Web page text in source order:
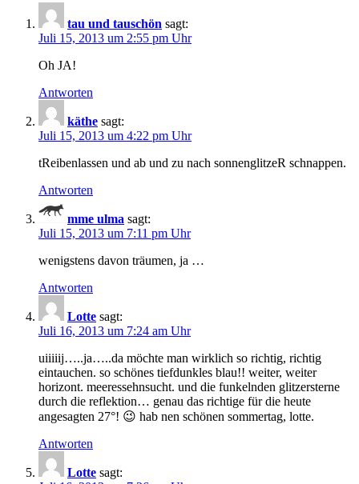
tau und tauschön sagt:
Juli 15, 2013 um 2:55 pm Uhr
Oh JA!
Antworten
käthe sagt:
Juli 15, 2013 um 4:22 pm Uhr
tReibenlassen und ab und zu nach sonnenglitzeR schnappen.
Antworten
mme ulma sagt:
Juli 15, 2013 um 7:11 pm Uhr
wenigstens davon träumen, ja …
Antworten
Lotte sagt:
Juli 16, 2013 um 7:24 am Uhr
uiiiiij…..ja…..da möchte man wirklich so richtig, richtig
eintauchen. so schönes tiefdunkles blau!! weiter, weiter
horizont. meeressehnsucht. und die funkelnden glitzersterne
durch die reflektion… genau das richtige für die heute
angesagten 27°! 😉 hab nen schönen sommertag, lotte.
Antworten
Lotte sagt: